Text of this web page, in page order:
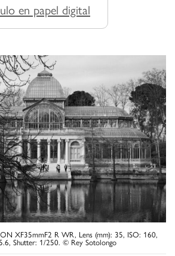
en papel digital
XF35mmF2 R WR, Lens (mm): 35, ISO: 160,
Shutter: 1/250. © Rey Sotolongo